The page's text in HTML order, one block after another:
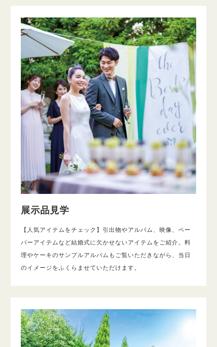
展示品見学
【人気アイテムをチェック】引出物やアルバム、映像、ペー
パーアイテムなど結婚式に欠かせないアイテムをご紹介。料
理やケーキのサンプルアルバムもご覧いただきながら、当日
のイメージをふくらませていただけます。